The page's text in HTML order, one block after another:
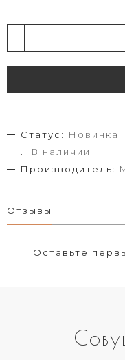
-
Статус:
Новинка
.:
В наличии
Производитель:
Отзывы
Оставьте